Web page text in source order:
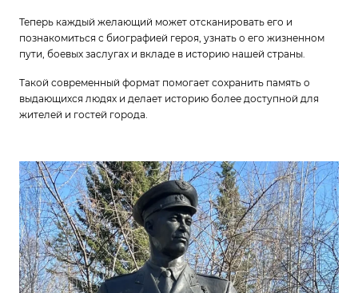
Теперь каждый желающий может отсканировать его и
познакомиться с биографией героя, узнать о его жизненном
пути, боевых заслугах и вкладе в историю нашей страны.
Такой современный формат помогает сохранить память о
выдающихся людях и делает историю более доступной для
жителей и гостей города.